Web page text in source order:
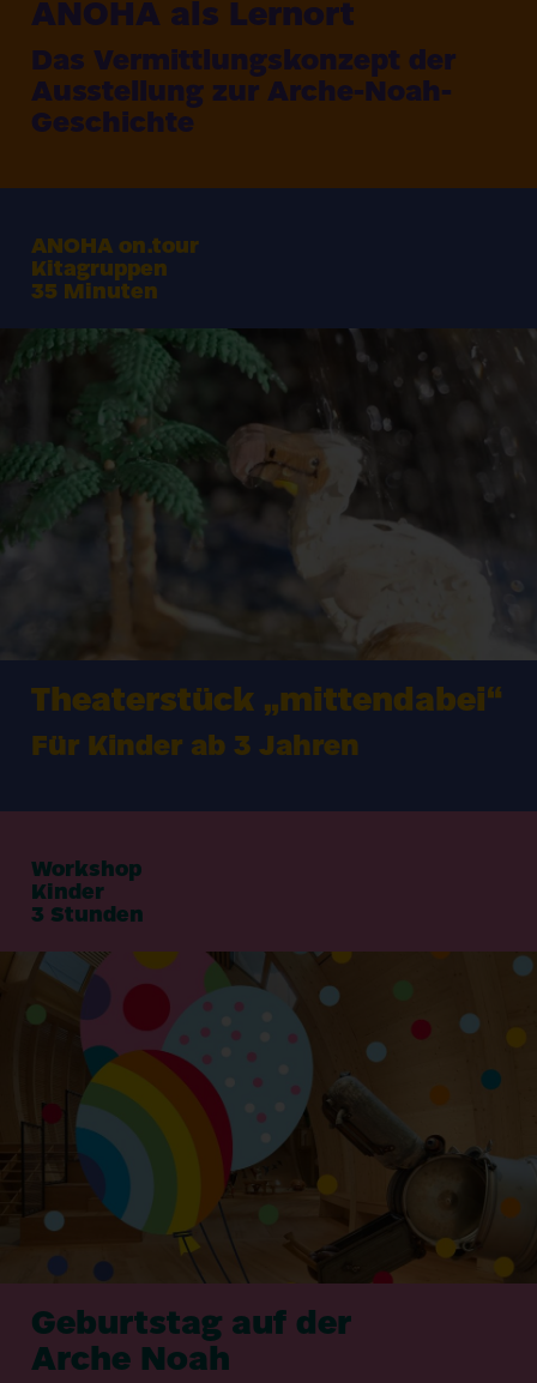
ANOHA als Lernort
Das Vermittlungskonzept der
Ausstellung zur Arche-Noah-
Geschichte
Theaterstück „mittendabei“
Für Kinder ab 3 Jahren
ANOHA on.tour
Kitagruppen
35 Minuten
Geburtstag auf der
Arche Noah
Workshop
Kinder
3 Stunden